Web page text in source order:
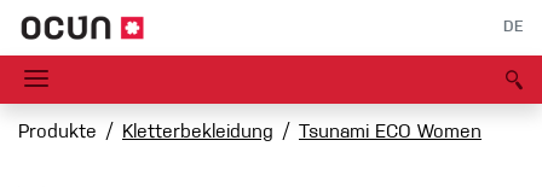
DE
Produkte Kletterbekleidung Tsunami ECO Women